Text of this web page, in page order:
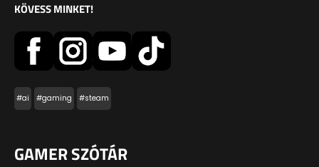
KÖVESS MINKET!
#ai #gaming #steam
GAMER SZÓTÁR